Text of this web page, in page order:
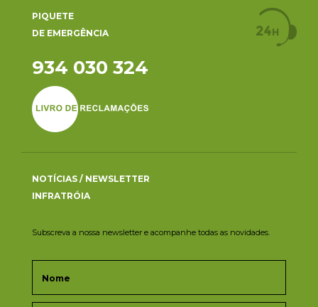
PIQUETE
DE EMERGÊNCIA
934 030 324
NOTÍCIAS / NEWSLETTER
INFRATRÓIA
Subscreva a nossa newsletter e acompanhe todas as novidades.